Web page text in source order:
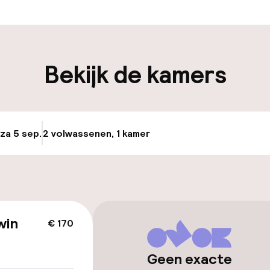
Bekijk de kamers
5 sep.2 volwassenen, 1 kamer
€ 170
Geen exacte